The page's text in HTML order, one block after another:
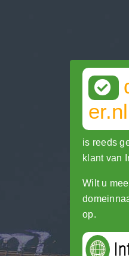
er.nl
is reeds
klant van
Wilt u
op.